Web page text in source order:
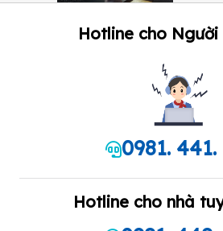
Hotline cho
0981. 441.
Hotline cho nhà